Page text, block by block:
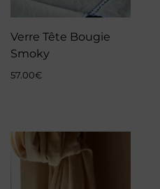
Verre Tête Bougie
Smoky
57.00€